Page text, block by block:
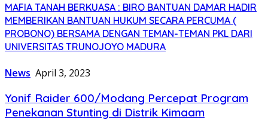
MAFIA TANAH BERKUASA : BIRO BANTUAN DAMAR HADIR
MEMBERIKAN BANTUAN HUKUM SECARA PERCUMA (
PROBONO) BERSAMA DENGAN TEMAN-TEMAN PKL DARI
UNIVERSITAS TRUNOJOYO MADURA
News April 3, 2023
Yonif Raider 600/Modang Percepat Program
Penekanan Stunting di Distrik Kimaam